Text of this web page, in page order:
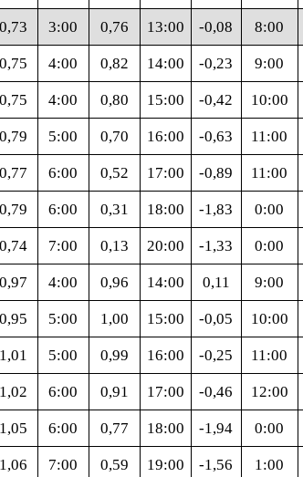
0,73 3:00 0,76 13:00 -0,08 8:00
0,75 4:00 0,82 14:00 -0,23 9:00
0,75 4:00 0,80 15:00 -0,42 10:00
0,79 5:00 0,70 16:00 -0,63 11:00
0,77 6:00 0,52 17:00 -0,89 11:00
0,79 6:00 0,31 18:00 -1,83 0:00
0,74 7:00 0,13 20:00 -1,33 0:00
0,97 4:00 0,96 14:00 0,11 9:00
0,95 5:00 1,00 15:00 -0,05 10:00
1,01 5:00 0,99 16:00 -0,25 11:00
1,02 6:00 0,91 17:00 -0,46 12:00
1,05 6:00 0,77 18:00 -1,94 0:00
1,06 7:00 0,59 19:00 -1,56 1:00